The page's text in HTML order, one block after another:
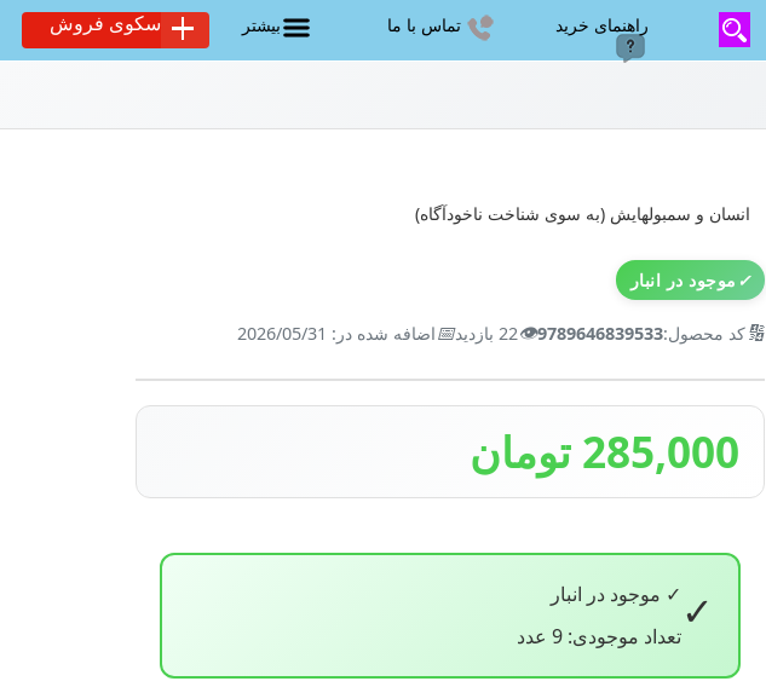
راهنمای خرید تماس با ما بیشتر سکوی فروش
انسان و سمبولهایش (به سوی شناخت ناخودآگاه)
✓ موجود در انبار
🔢کد محصول:9789646839533
👁️22 بازدید 📅اضافه شده در: 2026/05/31
285,000 تومان
✓ ✓ موجود در انبار
تعداد موجودی: 9 عدد